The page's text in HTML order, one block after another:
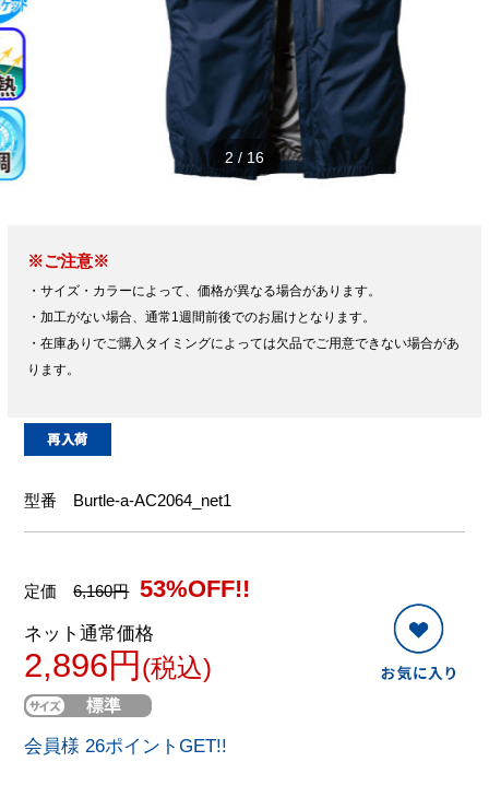
2 / 16
※ご注意※
・サイズ・カラーによって、価格が異なる場合があります。
・加工がない場合、通常1週間前後でのお届けとなります。
・在庫ありでご購入タイミングによっては欠品でご用意できない場合があ
ります。
型番 Burtle-a-AC2064_net1
定価6,160円 53%OFF!!
ネット通常価格
2,896円(税込)
会員様 26ポイントGET!!